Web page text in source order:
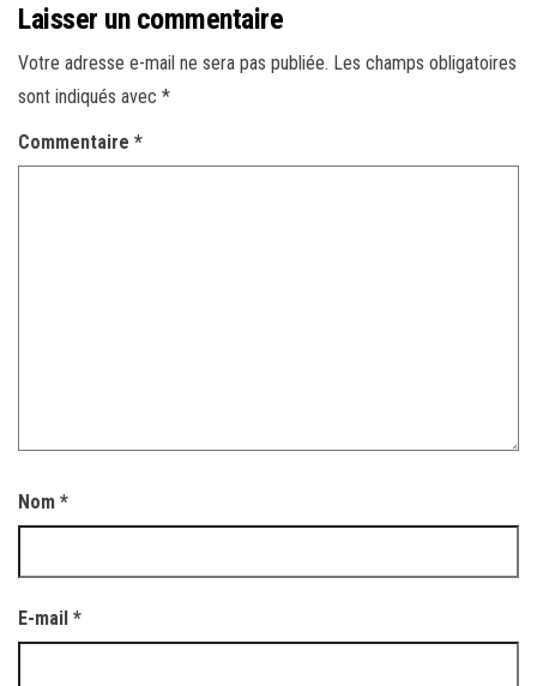
Laisser un commentaire
Votre adresse e-mail ne sera pas publiée. Les champs obligatoires
sont indiqués avec *
Commentaire *
Nom *
E-mail *